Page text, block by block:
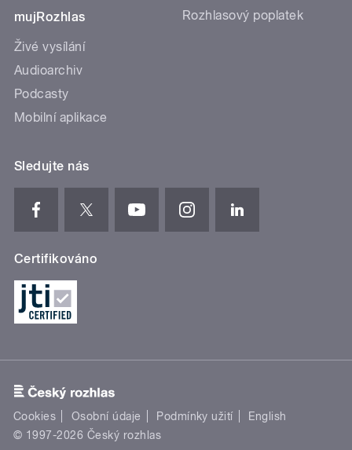
mujRozhlas
Živé vysílání
Audioarchiv
Podcasty
Mobilní aplikace
Rozhlasový poplatek
Sledujte nás
Certifikováno
Cookies Osobní údaje Podmínky užití
English
© 1997-2026 Český rozhlas